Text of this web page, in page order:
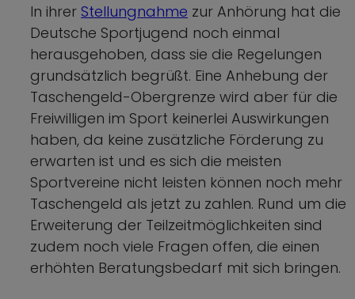
In ihrer Stellungnahme zur Anhörung hat die
Deutsche Sportjugend noch einmal
herausgehoben, dass sie die Regelungen
grundsätzlich begrüßt. Eine Anhebung der
Taschengeld-Obergrenze wird aber für die
Freiwilligen im Sport keinerlei Auswirkungen
haben, da keine zusätzliche Förderung zu
erwarten ist und es sich die meisten
Sportvereine nicht leisten können noch mehr
Taschengeld als jetzt zu zahlen. Rund um die
Erweiterung der Teilzeitmöglichkeiten sind
zudem noch viele Fragen offen, die einen
erhöhten Beratungsbedarf mit sich bringen.